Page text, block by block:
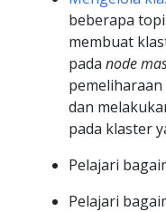
beberapa
membuat
pada node
pemeliharaan
dan
pada klaster
Pelajari
Pelajari